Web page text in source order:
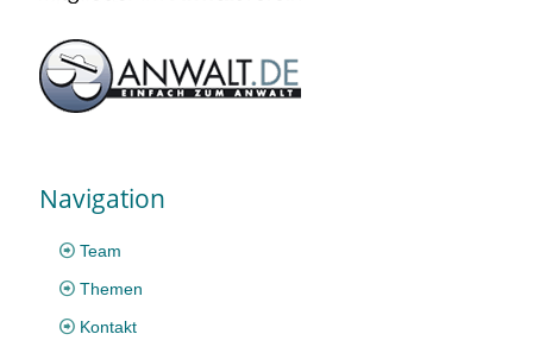
Navigation
Team
Themen
Kontakt